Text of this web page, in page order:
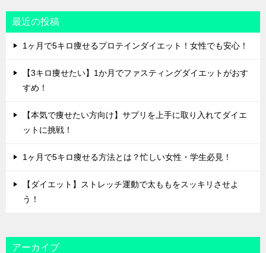
最近の投稿
1ヶ月で5キロ痩せるプロテインダイエット！女性でも安心！
【3キロ痩せたい】1か月でファスティングダイエットがおす
すめ！
【本気で痩せたい方向け】サプリを上手に取り入れてダイエ
ットに挑戦！
1ヶ月で5キロ痩せる方法とは？忙しい女性・学生必見！
【ダイエット】ストレッチ運動で太ももをスッキリさせよ
う！
アーカイブ